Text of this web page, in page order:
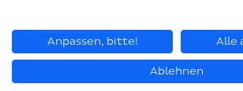
Seitenübersicht
© Piepenbrock Service GmbH + Co. KG 2026
Fragen Sie
Anpassen, bitte! Alle
Ablehnen